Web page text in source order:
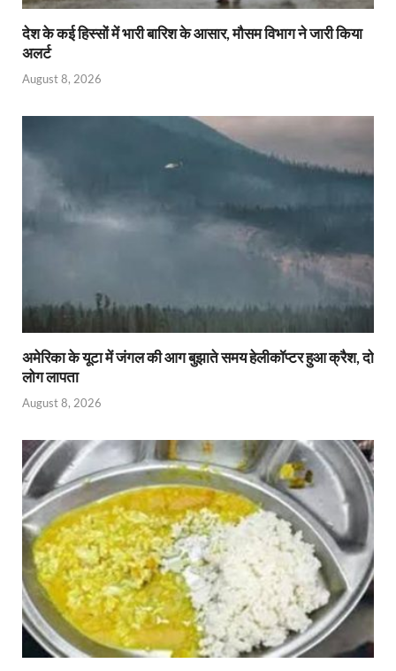
देश के कई हिस्सों में भारी बारिश के आसार, मौसम विभाग ने जारी किया
अलर्ट
August 8, 2026
अमेरिका के यूटा में जंगल की आग बुझाते समय हेलीकॉप्टर हुआ क्रैश, दो
लोग लापता
August 8, 2026